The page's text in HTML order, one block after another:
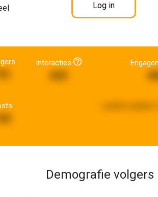
Log in
Interacties
Demografie volgers